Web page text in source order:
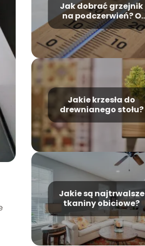
Jak dobrać grzejnik
na podczerwień? O
czym trzeba
pamiętać i jak
zadbać o
bezpieczeństwo
używając grzejnika
na promieniowanie
podczerwone?
Jakie krzesła do
drewnianego stołu?
Jakie są najtrwalsze
tkaniny obiciowe?